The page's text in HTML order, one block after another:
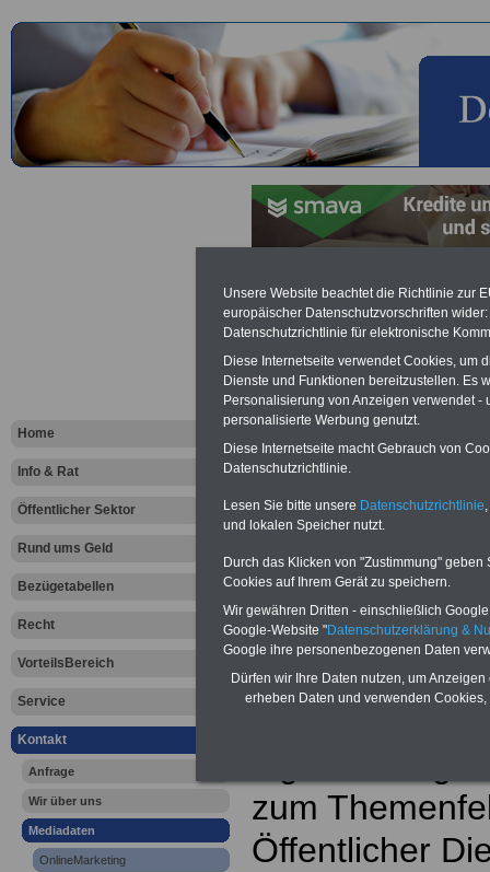
Home
Info & Rat
Öffentlicher Sektor
Rund ums Geld
Bezügetabellen
Recht
VorteilsBereich
Service
Kontakt
Anfrage
Wir über uns
Mediadaten
OnlineMarketing
...
OnlineM
Netzwerk
erfolgreich
Das Netzwerk
öffentlicher
zum
Öffentlicher
Unsere Website beachtet die Richtlinie zur
europäischer Datenschutzvorschriften
Datenschutzrichtlinie für elektronische
Diese Internetseite verwendet Cookies, um
Dienste und Funktionen bereitzustellen. Es
Personalisierung von Anzeigen verwendet
personalisierte Werbung genutzt.
Diese Internetseite macht Gebrauch von
Datenschutzrichtlinie.
Lesen Sie bitte unsere Datenschutzrichtlinie
und lokalen Speicher nutzt.
Durch das Klicken von "Zustimmung"
Cookies auf Ihrem Gerät zu speichern.
Wir gewähren Dritten - einschließlich
Google-Website "Datenschutzerklärung &
Google ihre personenbezogenen Daten
Dürfen wir Ihre Daten nutzen, um
erheben Daten und verwenden